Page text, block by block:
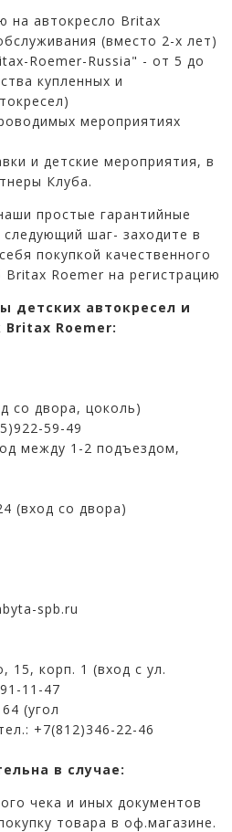
на автокресло Britax
(вместо 2-х лет)
Roemer-Russia" - от 5 до
купленных и
мероприятиях
и детские мероприятия, в
Клуба.
простые гарантийные
шаг- заходите в
покупкой качественного
Britax Roemer на регистрацию
детских автокресел и
Britax Roemer:
со двора, цоколь)
59-49
между 1-2 подъездом,
(вход со двора)
spb.ru
15, корп. 1 (вход с ул.
11-47
(угол
+7(812)346-22-46
в случае:
чека и иных документов
товара в оф.магазине.